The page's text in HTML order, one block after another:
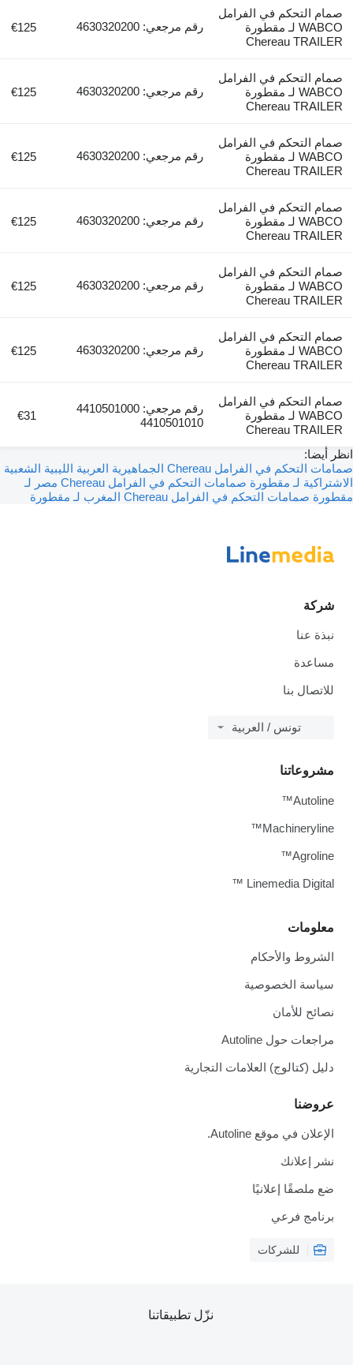
صمام التحكم في الفرامل
WABCO لـ مقطورة
Chereau TRAILER
رقم مرجعي: 4630320200 €125
صمام التحكم في الفرامل
WABCO لـ مقطورة
Chereau TRAILER
رقم مرجعي: 4630320200 €125
صمام التحكم في الفرامل
WABCO لـ مقطورة
Chereau TRAILER
رقم مرجعي: 4630320200 €125
صمام التحكم في الفرامل
WABCO لـ مقطورة
Chereau TRAILER
رقم مرجعي: 4630320200 €125
صمام التحكم في الفرامل
WABCO لـ مقطورة
Chereau TRAILER
رقم مرجعي: 4630320200 €125
صمام التحكم في الفرامل
WABCO لـ مقطورة
Chereau TRAILER
رقم مرجعي: 4630320200 €125
صمام التحكم في الفرامل
WABCO لـ مقطورة
Chereau TRAILER
رقم مرجعي: 4410501000
4410501010
€31
انظر أيضا:
صمامات التحكم في الفرامل Chereau الجماهيرية العربية الليبية الشعبية
الاشتراكية لـ مقطورة
صمامات التحكم في الفرامل Chereau مصر لـ
مقطورة صمامات التحكم في الفرامل Chereau المغرب لـ مقطورة
شركة
نبذة عنا
مساعدة
للاتصال بنا
تونس / العربية
معلومات
الشروط والأحكام
سياسة الخصوصية
نصائح للأمان
مراجعات حول Autoline
دليل (كتالوج) العلامات التجارية
عروضنا
الإعلان في موقع Autoline.
نشر إعلانك
ضع ملصقًا إعلانيًا
برنامج فرعي
للشركات
مشروعاتنا
Autoline™
Machineryline™
Agroline™
Linemedia Digital ™
نزّل تطبيقاتنا